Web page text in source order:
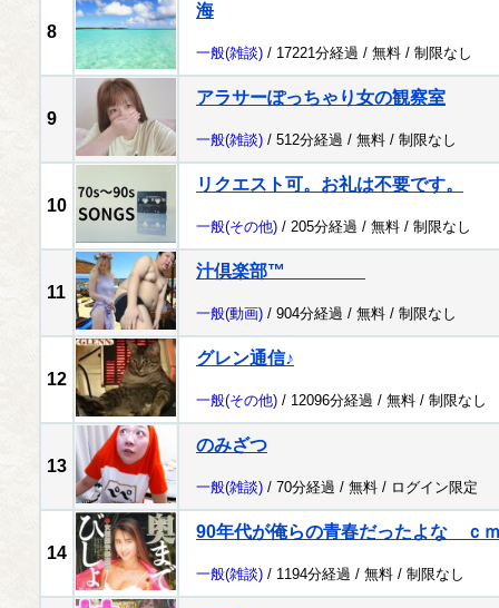
8
海
一般(雑談) / 17221分経過 / 無料 / 制限なし
9
アラサーぽっちゃり女の観察室
一般(雑談) / 512分経過 / 無料 / 制限なし
10
リクエスト可。お礼は不要です。
一般(その他) / 205分経過 / 無料 / 制限なし
11
汁倶楽部™
一般(動画) / 904分経過 / 無料 / 制限なし
12
グレン通信♪
一般(その他) / 12096分経過 / 無料 / 制限なし
13
のみざつ
一般(雑談) / 70分経過 / 無料 / ログイン限定
14
90年代が俺らの青春だったよな ｃ
一般(雑談) / 1194分経過 / 無料 / 制限なし